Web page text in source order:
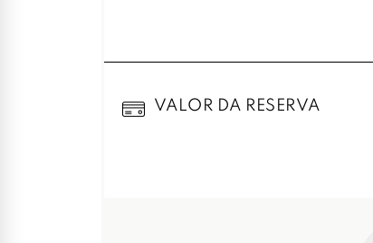
VALOR DA RESERVA